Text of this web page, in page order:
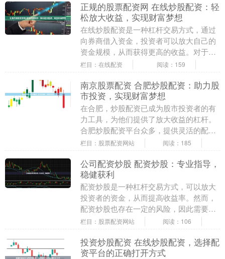
正规的股票配资网 在线炒股配资：轻
松放大收益，实现财富梦想
在线炒股配资是一种杠杆交易方式，通过
向券商借入资金，投资者可以放大自己的
资金规模，从而获得更高的收益。对于资
金有限的投资者来说，配资无疑是一个不
栏目：在线配资 阅读：159
南京股票配资 合肥炒股配资：助力股
市投资，实现财富梦想
在合肥，炒股配资已成为股市投资者的有
力工具，为他们提供了放大收益的杠杆。
合肥炒股配资平台众多，提供灵活的配资
方案，满足不同投资者的需求。 期货配资
栏目：股票配资网站 阅读：185
公司配资炒股 配资炒股：专业指导，
稳健获利
配资炒股是一种杠杆交易方式，可以放大
投资者的资金，从而提高收益率。然而，
配资炒股也存在一定的风险，因此需要专
业指导和稳健的策略。 * 提供个性化配资
栏目：股票配资网站 阅读：106
投资炒股配资 在线炒股配资，选择配
资平台的正确打开方式